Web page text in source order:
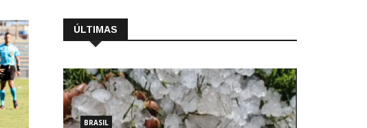
ÚLTIMAS
BRASIL